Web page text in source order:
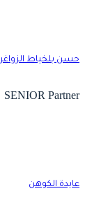
بلخياط الزواغري
SENIOR
الكوهن